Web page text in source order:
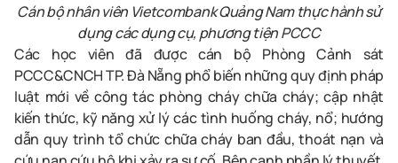
Cán bộ nhân viên Vietcombank Quảng Nam thực hành sử
dụng các dụng cụ, phương tiện PCCC
Các học viên đã được cán bộ Phòng Cảnh sát
PCCC&CNCH TP. Đà Nẵng phổ biến những quy định pháp
luật mới về công tác phòng cháy chữa cháy; cập nhật
kiến thức, kỹ năng xử lý các tình huống cháy, nổ; hướng
dẫn quy trình tổ chức chữa cháy ban đầu, thoát nạn và